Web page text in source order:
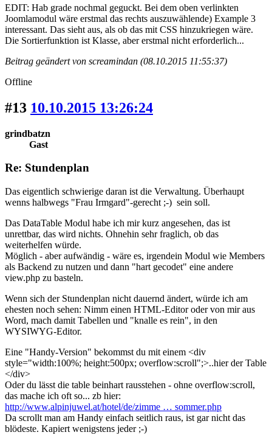
EDIT: Hab grade nochmal geguckt. Bei dem oben verlinkten
Joomlamodul wäre erstmal das rechts auszuwählende) Example 3
interessant. Das sieht aus, als ob das mit CSS hinzukriegen wäre.
Die Sortierfunktion ist Klasse, aber erstmal nicht erforderlich...
Beitrag geändert von screamindan (08.10.2015 11:55:37)
Offline
#13 10.10.2015 13:26:24
grindbatzn
Gast
Re: Stundenplan
Das eigentlich schwierige daran ist die Verwaltung. Überhaupt
wenns halbwegs "Frau Irmgard"-gerecht ;-) sein soll.
Das DataTable Modul habe ich mir kurz angesehen, das ist
unrettbar, das wird nichts. Ohnehin sehr fraglich, ob das
weiterhelfen würde.
Möglich - aber aufwändig - wäre es, irgendein Modul wie Members
als Backend zu nutzen und dann "hart gecodet" eine andere
view.php zu basteln.
Wenn sich der Stundenplan nicht dauernd ändert, würde ich am
ehesten noch sehen: Nimm einen HTML-Editor oder von mir aus
Word, mach damit Tabellen und "knalle es rein", in den
WYSIWYG-Editor.
Eine "Handy-Version" bekommst du mit einem <div
style="width:100%; height:500px; overflow:scroll";>..hier der Table
</div>
Oder du lässt die table beinhart rausstehen - ohne overflow:scroll,
das mache ich oft so... zb hier:
http://www.alpinjuwel.at/hotel/de/zimme … sommer.php
Da scrollt man am Handy einfach seitlich raus, ist gar nicht das
blödeste. Kapiert wenigstens jeder ;-)